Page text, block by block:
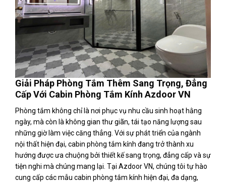
Giải Pháp Phòng Tắm Thêm Sang Trọng, Đẳng
Cấp Với Cabin Phòng Tắm Kính Azdoor VN
Phòng tắm không chỉ là nơi phục vụ nhu cầu sinh hoạt hằng
ngày, mà còn là không gian thư giãn, tái tạo năng lượng sau
những giờ làm việc căng thẳng. Với sự phát triển của ngành
nội thất hiện đại, cabin phòng tắm kính đang trở thành xu
hướng được ưa chuộng bởi thiết kế sang trọng, đẳng cấp và sự
tiện nghi mà chúng mang lại. Tại Azdoor VN, chúng tôi tự hào
cung cấp các mẫu cabin phòng tắm kính hiện đại, đa dạng,